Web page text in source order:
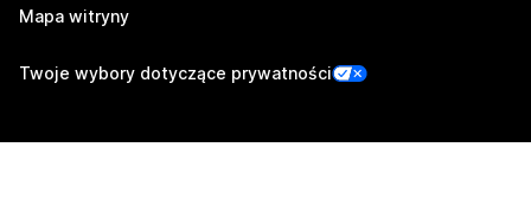
Mapa witryny
Twoje wybory dotyczące prywatności